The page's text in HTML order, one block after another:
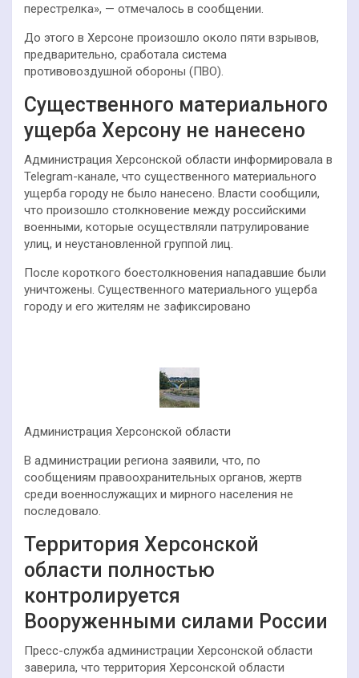
перестрелка», — отмечалось в сообщении.
До этого в Херсоне произошло около пяти взрывов,
предварительно, сработала система
противовоздушной обороны (ПВО).
Существенного материального
ущерба Херсону не нанесено
Администрация Херсонской области информировала в
Telegram-канале, что существенного материального
ущерба городу не было нанесено. Власти сообщили,
что произошло столкновение между российскими
военными, которые осуществляли патрулирование
улиц, и неустановленной группой лиц.
После короткого боестолкновения нападавшие были
уничтожены. Существенного материального ущерба
городу и его жителям не зафиксировано
Администрация Херсонской области
В администрации региона заявили, что, по
сообщениям правоохранительных органов, жертв
среди военнослужащих и мирного населения не
последовало.
Территория Херсонской
области полностью
контролируется
Вооруженными силами России
Пресс-служба администрации Херсонской области
заверила, что территория Херсонской области